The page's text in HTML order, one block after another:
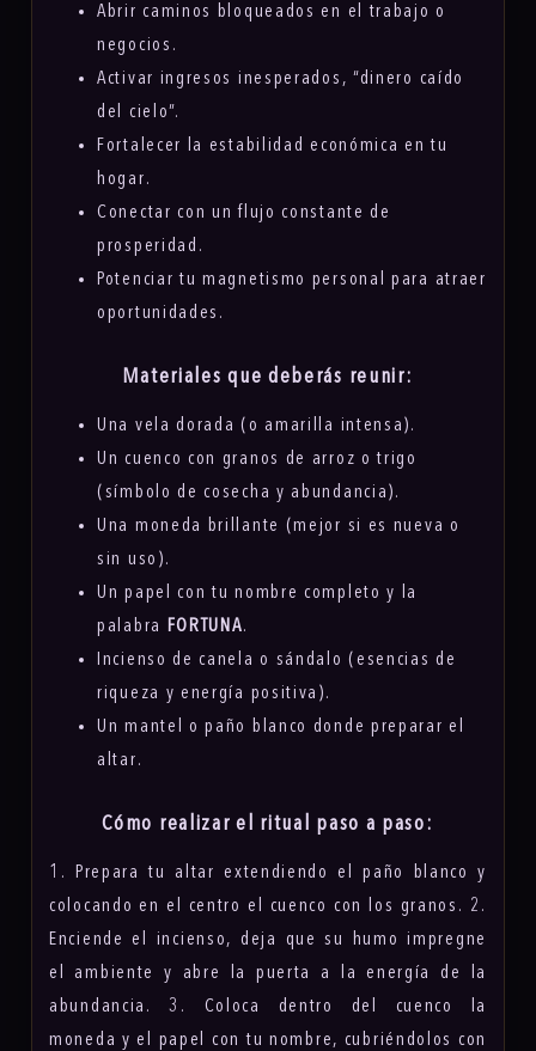
Abrir caminos bloqueados en el trabajo o
negocios.
Activar ingresos inesperados, “dinero caído
del cielo”.
Fortalecer la estabilidad económica en tu
hogar.
Conectar con un flujo constante de
prosperidad.
Potenciar tu magnetismo personal para atraer
oportunidades.
Materiales que deberás reunir:
Una vela dorada (o amarilla intensa).
Un cuenco con granos de arroz o trigo
(símbolo de cosecha y abundancia).
Una moneda brillante (mejor si es nueva o
sin uso).
Un papel con tu nombre completo y la
palabra
FORTUNA.
Incienso de canela o sándalo (esencias de
riqueza y energía positiva).
Un mantel o paño blanco donde preparar el
altar.
Cómo realizar el ritual paso a paso:
1. Prepara tu altar extendiendo el paño blanco y
colocando en el centro el cuenco con los granos. 2.
Enciende el incienso, deja que su humo impregne
el ambiente y abre la puerta a la energía de la
abundancia. 3. Coloca dentro del cuenco la
moneda y el papel con tu nombre, cubriéndolos con